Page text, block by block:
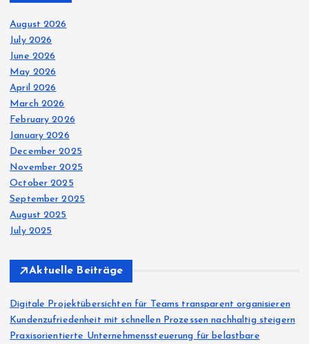
August 2026
July 2026
June 2026
May 2026
April 2026
March 2026
February 2026
January 2026
December 2025
November 2025
October 2025
September 2025
August 2025
July 2025
Aktuelle Beiträge
Digitale Projektübersichten für Teams transparent organisieren
Kundenzufriedenheit mit schnellen Prozessen nachhaltig steigern
Praxisorientierte Unternehmenssteuerung für belastbare